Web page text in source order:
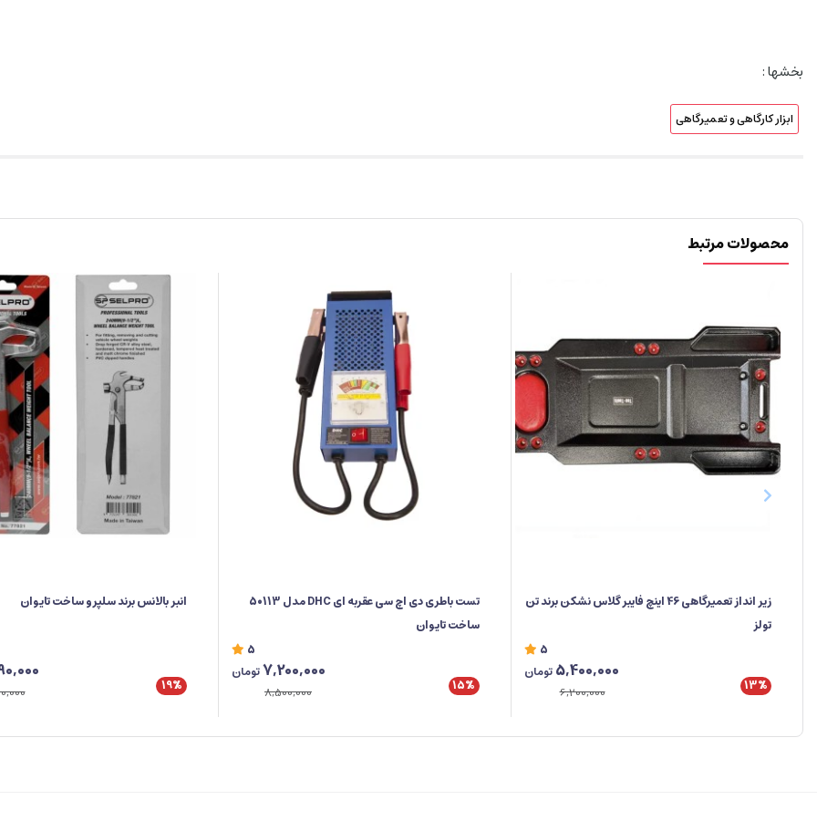
بخشها :
ابزار کارگاهی و تعمیرگاهی
محصولات مرتبط
زیر انداز تعمیرگاهی 46 اینچ فایبر گلاس نشکن برند تن
تولز
5
13%
5,400,000 تومان
6,200,000
تست باطری دی اچ سی عقربه ای DHC مدل 50113
ساخت تایوان
5
15%
7,200,000تومان
8,500,000
انبر بالانس برند سلپرو ساخت تایوان
19%